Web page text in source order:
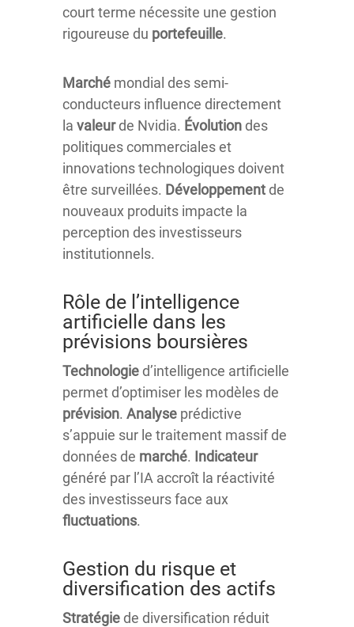
court terme nécessite une gestion
rigoureuse du portefeuille.
Marché mondial des semi-
conducteurs influence directement
la valeurde Nvidia. Évolution des
politiques commerciales et
innovations technologiques doivent
être surveillées. Développement de
nouveaux produits impacte la
perception des investisseurs
institutionnels.
Rôle de l’intelligence
artificielle dans les
prévisions boursières
Technologie d’intelligence artificielle
permet d’optimiser les modèles de
prévision. Analyse prédictive
s’appuie sur le traitement massif de
données de marché. Indicateur
généré par l’IA accroît la réactivité
des investisseurs face aux
fluctuations.
Gestion du risque et
diversification des actifs
Stratégie de diversification réduit